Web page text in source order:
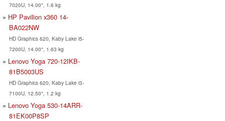
7020U, 14.00", 1.6 kg
HP Pavilion x360 14-
BA022NW
HD Graphics 620, Kaby Lake i5-
7200U, 14.00", 1.63 kg
Lenovo Yoga 720-12IKB-
81B5003US
HD Graphics 620, Kaby Lake i3-
7100U, 12.50", 1.2 kg
Lenovo Yoga 530-14ARR-
81EK00P8SP